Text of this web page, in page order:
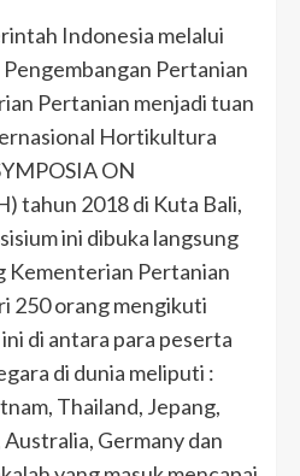
Indonesia melalui
Pertanian
Pertanian menjadi tuan
Hortikultura
ON
tahun 2018 di Kuta Bali,
ini dibuka langsung
Kementerian Pertanian
250 orang mengikuti
di antara para peserta
di dunia meliputi :
Thailand, Jepang,
Germany dan